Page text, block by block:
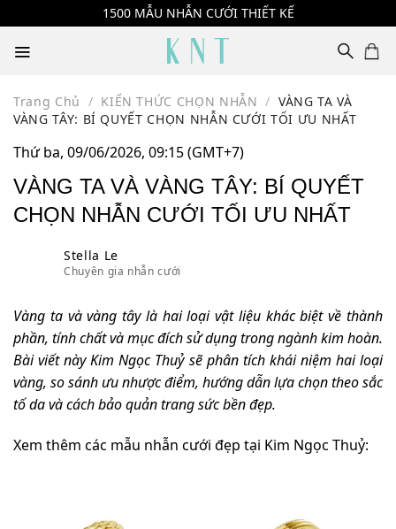
to
content
1500 MẪU NHẪN CƯỚI THIẾT KẾ
Trang Chủ / KIẾN THỨC CHỌN NHẪN / VÀNG TA VÀ
VÀNG TÂY: BÍ QUYẾT CHỌN NHẪN CƯỚI TỐI ƯU NHẤT
Thứ ba, 09/06/2026, 09:15 (GMT+7)
VÀNG TA VÀ VÀNG TÂY: BÍ QUYẾT
CHỌN NHẪN CƯỚI TỐI ƯU NHẤT
Stella Le
Chuyên gia nhẫn cưới
Vàng ta và vàng tây là hai loại vật liệu khác biệt về thành
phần, tính chất và mục đích sử dụng trong ngành kim hoàn.
Bài viết này Kim Ngọc Thuỷ sẽ phân tích khái niệm hai loại
vàng, so sánh ưu nhược điểm, hướng dẫn lựa chọn theo sắc
tố da và cách bảo quản trang sức bền đẹp.
Xem thêm các mẫu nhẫn cưới đẹp tại Kim Ngọc Thuỷ: